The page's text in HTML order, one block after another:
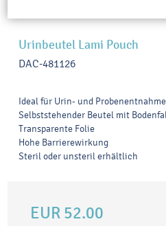
Urinbeutel Lami Pouch
DAC-481126
Ideal für Urin- und Probenentnahme
Selbststehender Beutel mit
Transparente Folie
Hohe Barrierewirkung
Steril oder unsteril erhältlich
EUR 52.00